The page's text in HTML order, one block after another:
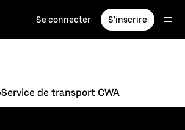
Se connecter S'inscrire
Service de transport CWA